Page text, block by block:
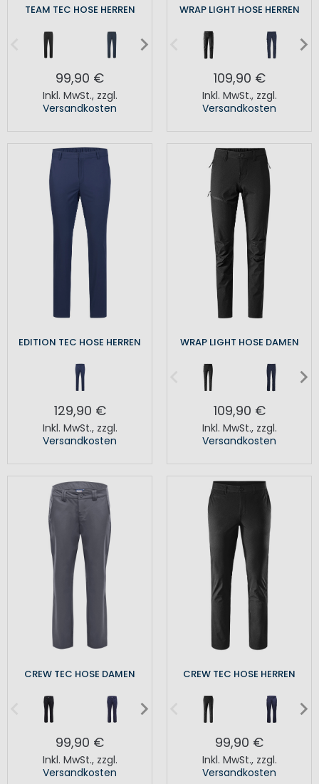
TEAM TEC HOSE HERREN
99,90 €
Inkl. MwSt., zzgl.
Versandkosten
WRAP LIGHT HOSE HERREN
109,90 €
Inkl. MwSt., zzgl.
Versandkosten
EDITION TEC HOSE HERREN
129,90 €
Inkl. MwSt., zzgl.
Versandkosten
WRAP LIGHT HOSE DAMEN
109,90 €
Inkl. MwSt., zzgl.
Versandkosten
CREW TEC HOSE DAMEN
99,90 €
Inkl. MwSt., zzgl.
Versandkosten
CREW TEC HOSE HERREN
99,90 €
Inkl. MwSt., zzgl.
Versandkosten